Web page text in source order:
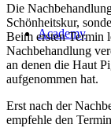
Academy
Die
Schönheitskur,
Beim ersten Termin
Nachbehandlung
an denen die Haut
aufgenommen hat.
Erst nach der
empfehle den